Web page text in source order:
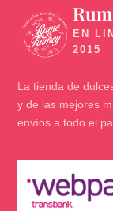
🍬
La tienda de
y de las mejores
envíos a todo el